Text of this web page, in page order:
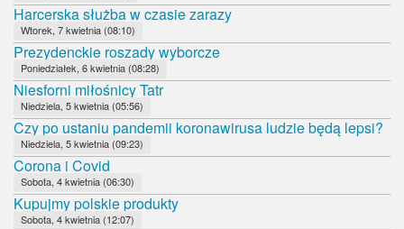
Harcerska służba w czasie zarazy
Wtorek, 7 kwietnia (08:10)
Prezydenckie roszady wyborcze
Poniedziałek, 6 kwietnia (08:28)
Niesforni miłośnicy Tatr
Niedziela, 5 kwietnia (05:56)
Czy po ustaniu pandemii koronawirusa ludzie będą lepsi?
Niedziela, 5 kwietnia (09:23)
Corona i Covid
Sobota, 4 kwietnia (06:30)
Kupujmy polskie produkty
Sobota, 4 kwietnia (12:07)